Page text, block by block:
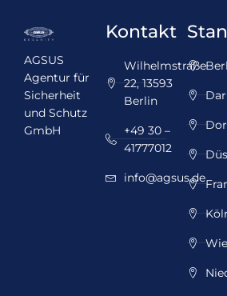
AGSUS
Agentur für
Sicherheit
und Schutz
GmbH
Kontakt
Wilhelmstraße
22, 13593
Berlin
+49 30 –
41777012
info@agsus.de